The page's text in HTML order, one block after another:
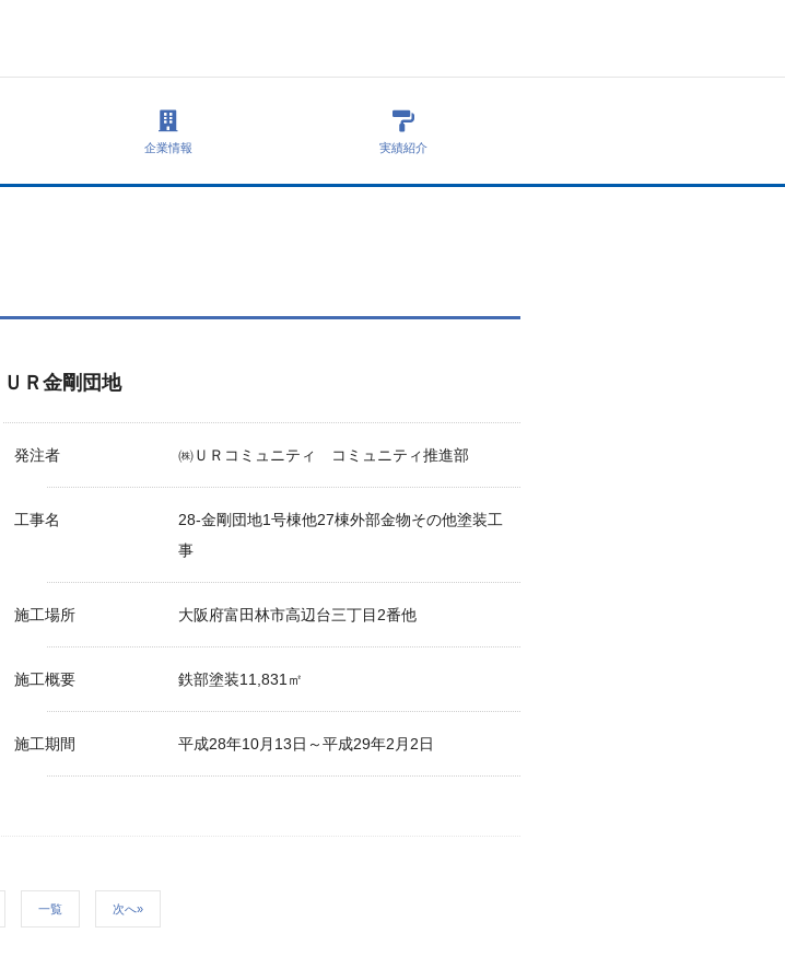
企業情報 実績紹介
ＵＲ金剛団地
発注者 ㈱ＵＲコミュニティ コミュニティ推進部
工事名
28-金剛団地1号棟他27棟外部金物その他塗装工
事
施工場所 大阪府富田林市高辺台三丁目2番他
施工概要 鉄部塗装11,831㎡
施工期間 平成28年10月13日～平成29年2月2日
一覧 次へ»